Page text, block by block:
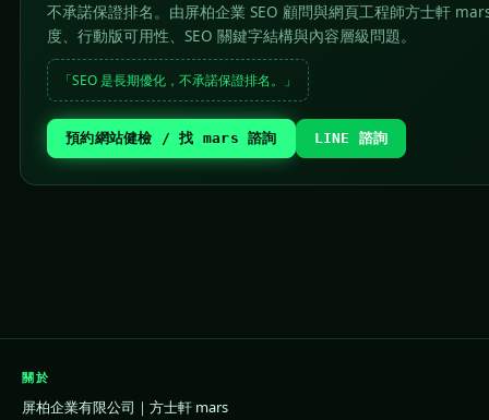
不承諾保證排名。由屏柏企業 SEO 顧問與網頁工程師方士軒
度、行動版可用性、SEO 關鍵字結構與內容層級問題。
「SEO 是長期優化，不承諾保證排名。」
預約網站健檢 / 找 mars 諮詢 LINE 諮詢
關於
屏柏企業有限公司｜方士軒 mars